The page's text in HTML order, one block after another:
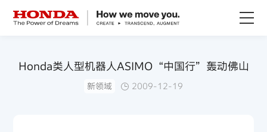
Honda类人型机器人ASIMO“中国行”轰动佛山
新领域 2009-12-19